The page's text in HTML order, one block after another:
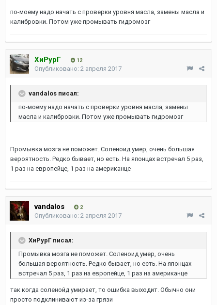
по-моему надо начать с проверки уровня масла, замены масла и
калибровки. Потом уже промывать гидромозг
ХиРурГ 12
Опубликовано: 2 апреля 2017
vandalos писал:
по-моему надо начать с проверки уровня масла, замены
масла и калибровки. Потом уже промывать гидромозг
Промывка мозга не поможет. Соленоид умер, очень большая
вероятность. Редко бывает, но есть. На японцах встречал 5 раз,
1 раз на европейце, 1 раз на американце
vandalos 2
Опубликовано: 2 апреля 2017
ХиРурГ писал:
Промывка мозга не поможет. Соленоид умер, очень
большая вероятность. Редко бывает, но есть. На японцах
встречал 5 раз, 1 раз на европейце, 1 раз на американце
так когда соленойд умирает, то ошибка выходит. Обычно они
просто подклинивают из-за грязи